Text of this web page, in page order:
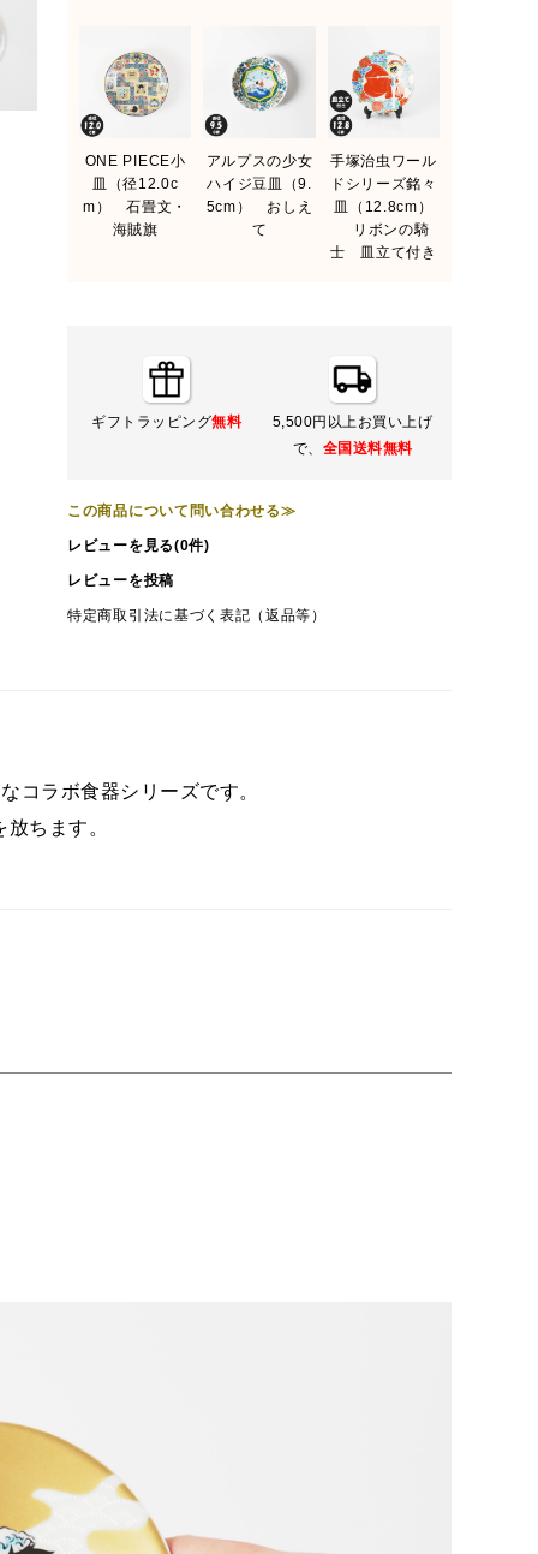
ONE PIECE小
皿（径12.0c
m） 石畳文・
海賊旗
アルプスの少女
ハイジ豆皿（9.
5cm） おしえ
て
手塚治虫ワール
ドシリーズ銘々
皿（12.8cm）
リボンの騎
士 皿立て付き
ギフトラッピング無料
5,500円以上お買い上げ
で、 全国送料無料
この商品について問い合わせる≫
レビューを見る(0件)
レビューを投稿
特定商取引法に基づく表記（返品等）
コラボ食器シリーズです。
ちます。